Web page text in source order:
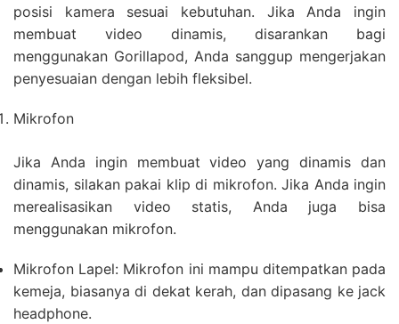
posisi kamera sesuai kebutuhan. Jika Anda ingin
membuat video dinamis, disarankan bagi
menggunakan Gorillapod, Anda sanggup mengerjakan
penyesuaian dengan lebih fleksibel.
Mikrofon
Jika Anda ingin membuat video yang dinamis dan
dinamis, silakan pakai klip di mikrofon. Jika Anda ingin
merealisasikan video statis, Anda juga bisa
menggunakan mikrofon.
Mikrofon Lapel: Mikrofon ini mampu ditempatkan pada
kemeja, biasanya di dekat kerah, dan dipasang ke jack
headphone.